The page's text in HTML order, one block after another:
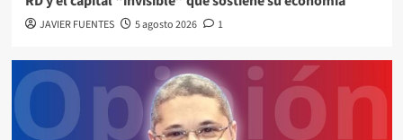
JAVIER FUENTES 5 agosto 2026 1